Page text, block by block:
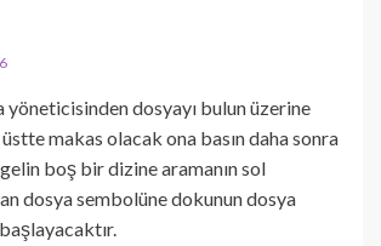
dosyayı bulun üzerine
üstte makas olacak ona basın daha sonra
boş bir dizine aramanın sol
dosya sembolüne dokunun dosya